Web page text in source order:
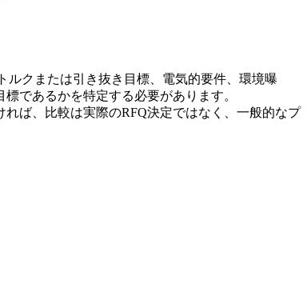
クまたは引き抜き目標、電気的要件、環境曝
であるかを特定する必要があります。
ば、比較は実際のRFQ決定ではなく、一般的なプ